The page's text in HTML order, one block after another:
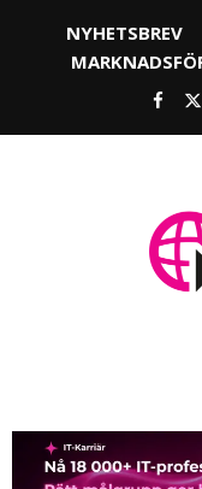
NYHETSBREV